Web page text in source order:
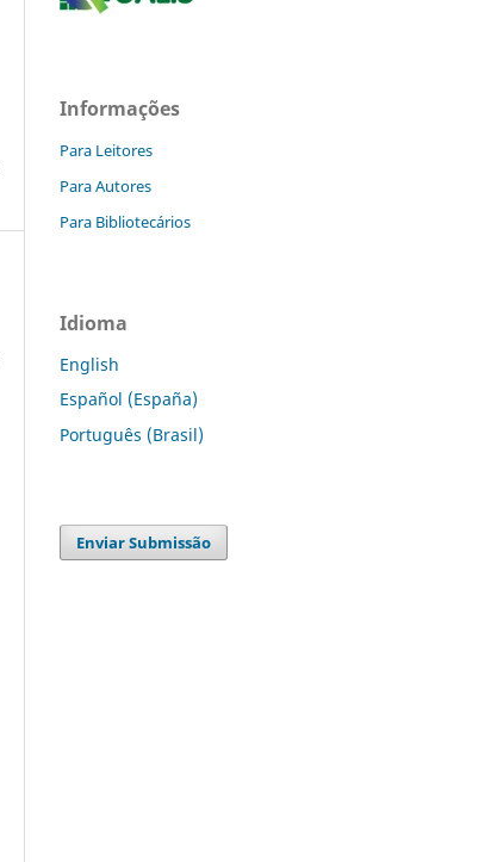
Informações
Para Leitores
Para Autores
Para Bibliotecários
Idioma
English
Español (España)
Português (Brasil)
Enviar Submissão